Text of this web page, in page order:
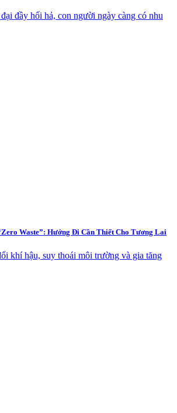
đầy hối hả, con người ngày càng có nhu
Waste”: Hướng Đi Cần Thiết Cho Tương Lai
khí hậu, suy thoái môi trường và gia tăng